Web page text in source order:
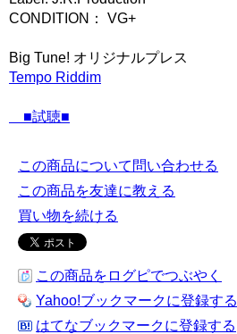
CONDITION： VG+
Big Tune! オリジナルプレス
Tempo Riddim
■試聴■
この商品について問い合わせる
この商品を友達に教える
買い物を続ける
この商品をログピでつぶやく
Yahoo!ブックマークに登録する
はてなブックマークに登録する